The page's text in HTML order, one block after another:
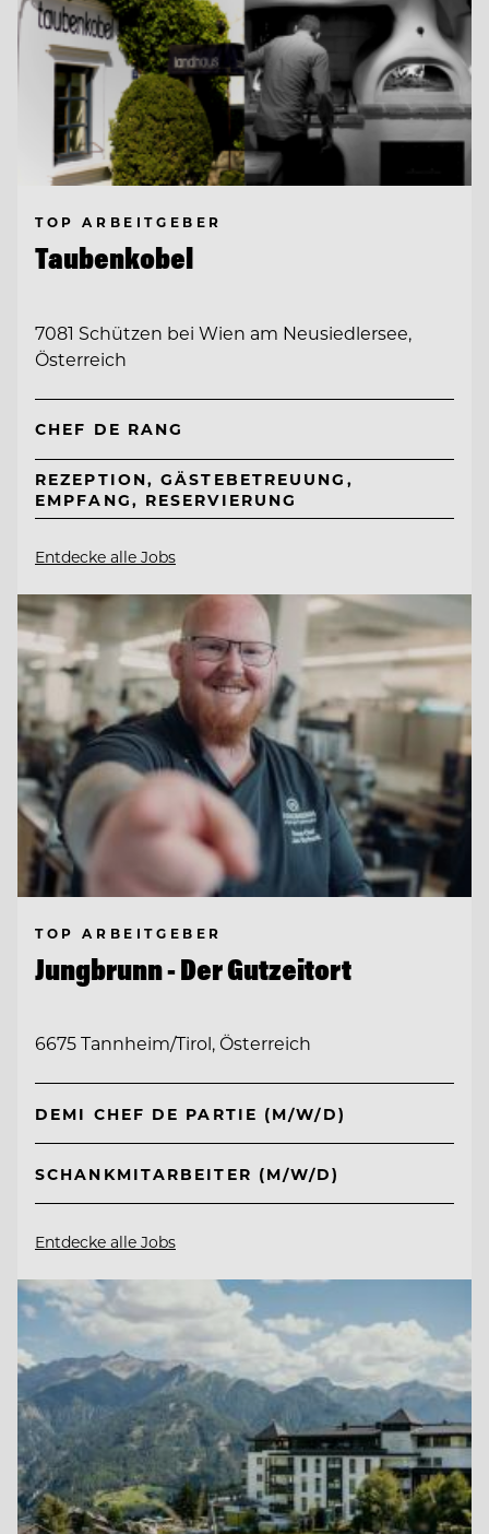
TOP ARBEITGEBER
Taubenkobel
7081 Schützen bei Wien am Neusiedlersee,
Österreich
CHEF DE RANG
REZEPTION, GÄSTEBETREUUNG,
EMPFANG, RESERVIERUNG
Entdecke alle Jobs
TOP ARBEITGEBER
Jungbrunn - Der Gutzeitort
6675 Tannheim/Tirol, Österreich
DEMI CHEF DE PARTIE (M/W/D)
SCHANKMITARBEITER (M/W/D)
Entdecke alle Jobs